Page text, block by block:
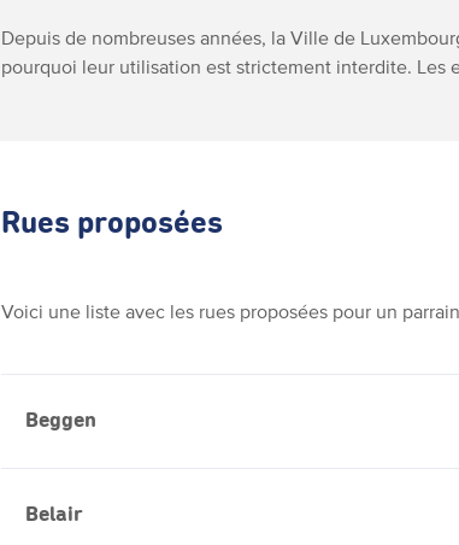
Depuis de nombreuses années, la Ville de
pourquoi leur utilisation est strictement interdite. Les
Rues proposées
Voici une liste avec les rues proposées pour un
Beggen
Belair